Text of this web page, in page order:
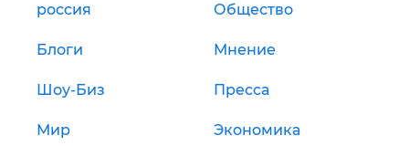
россия Общество
Блоги Мнение
Шоу-Биз Пресса
Мир Экономика